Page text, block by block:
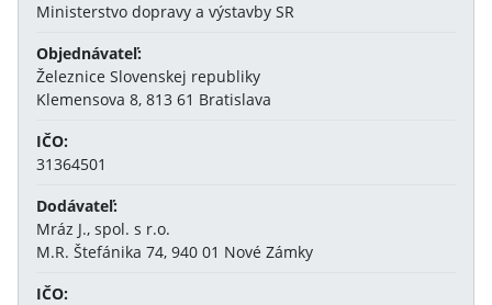
Ministerstvo dopravy a výstavby SR
Objednávateľ:
Železnice Slovenskej republiky
Klemensova 8, 813 61 Bratislava
IČO:
31364501
Dodávateľ:
Mráz J., spol. s r.o.
M.R. Štefánika 74, 940 01 Nové Zámky
IČO: